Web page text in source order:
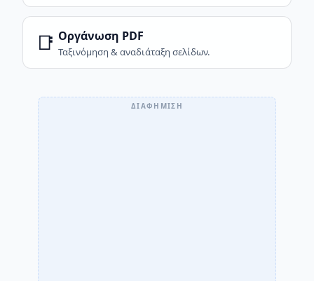
📑 Οργάνωση PDF
Ταξινόμηση & αναδιάταξη σελίδων.